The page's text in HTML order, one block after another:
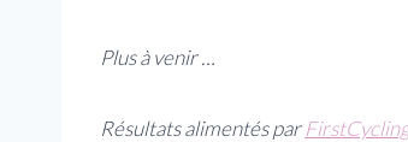
Plus à venir …
Résultats alimentés par